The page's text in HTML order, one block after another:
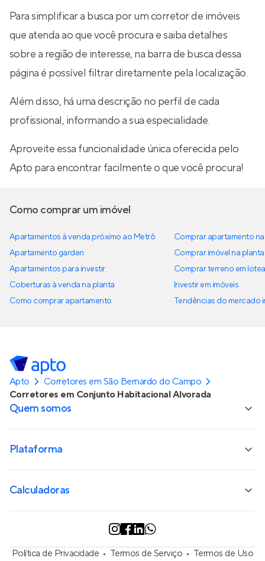
Para simplificar a busca por um corretor de imóveis
que atenda ao que você procura e saiba detalhes
sobre a região de interesse, na barra de busca dessa
página é possível filtrar diretamente pela localização.
Além disso, há uma descrição no perfil de cada
profissional, informando a sua especialidade.
Aproveite essa funcionalidade única oferecida pelo
Apto para encontrar facilmente o que você procura!
Como comprar um imóvel
Apartamentos à venda próximo ao Metrô
Apartamento garden
Apartamentos para investir
Coberturas à venda na planta
Como comprar apartamento
Comprar apartamento
Comprar imóvel na planta
Comprar terreno em
Investir em imóveis
Tendências do mercado
Apto
Corretores em São Bernardo do Campo
Corretores em Conjunto Habitacional Alvorada
Quem somos
Plataforma
Calculadoras
Política de Privacidade Termos de Serviço
Termos de Uso